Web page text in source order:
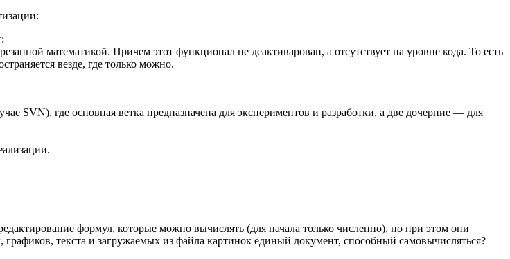
математикой. Причем этот функционал не деактиварован, а отсутствует на уровне кода. То есть
везде, где только можно.
SVN), где основная ветка предназначена для экспериментов и разработки, а две дочерние — для
формул, которые можно вычислять (для начала только численно), но при этом они
текста и загружаемых из файла картинок единый документ, способный самовычисляться?